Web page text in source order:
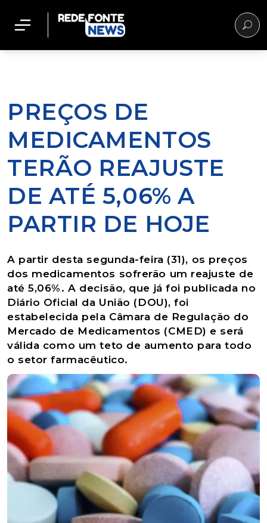
PREÇOS DE
MEDICAMENTOS
TERÃO REAJUSTE
DE ATÉ 5,06% A
PARTIR DE HOJE
A partir desta segunda-feira (31), os preços
dos medicamentos sofrerão um reajuste de
até 5,06%. A decisão, que já foi publicada no
Diário Oficial da União (DOU), foi
estabelecida pela Câmara de Regulação do
Mercado de Medicamentos (CMED) e será
válida como um teto de aumento para todo
o setor farmacêutico.